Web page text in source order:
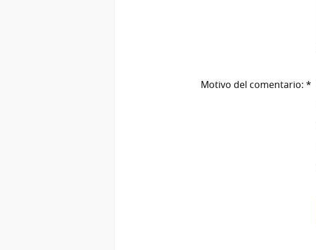
Motivo del comentario: *